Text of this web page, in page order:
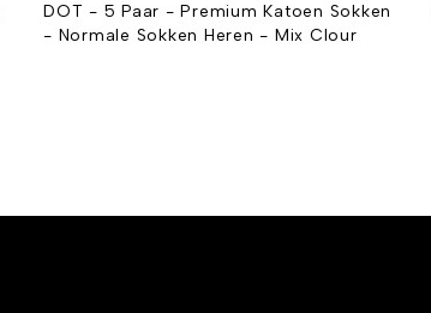
DOT - 5 Paar - Premium Katoen Sokken
- Normale Sokken Heren - Mix Clour